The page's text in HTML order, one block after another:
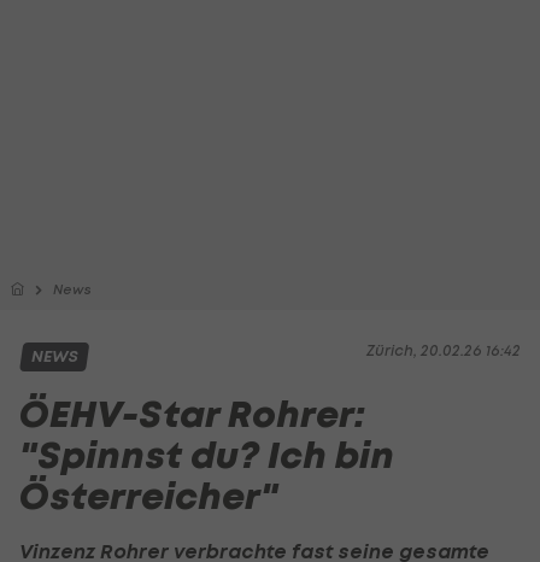
News
Zürich, 20.02.26 16:42
NEWS
ÖEHV-Star Rohrer:
"Spinnst du? Ich bin
Österreicher"
Vinzenz Rohrer verbrachte fast seine gesamte